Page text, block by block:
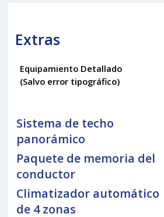
Extras
Equipamiento Detallado
(Salvo error tipográfico)
Sistema de techo
panorámico
Paquete de memoria del
conductor
Climatizador automático
de 4 zonas